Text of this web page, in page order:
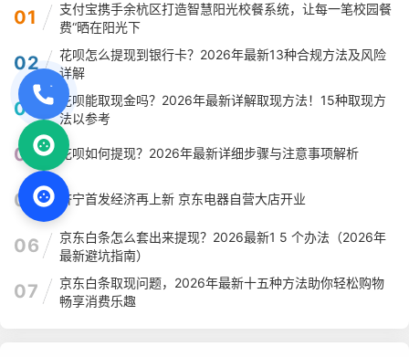
01
支付宝携手余杭区打造智慧阳光校餐系统，让每一笔校园餐
费“晒在阳光下
02
花呗怎么提现到银行卡？2026年最新13种合规方法及风险
详解
03
花呗能取现金吗？2026年最新详解取现方法！15种取现方
法以参考
04 花呗如何提现？2026年最新详细步骤与注意事项解析
05 济宁首发经济再上新 京东电器自营大店开业
06
京东白条怎么套出来提现？2026最新1 5 个办法（2026年
最新避坑指南）
07
京东白条取现问题，2026年最新十五种方法助你轻松购物
畅享消费乐趣